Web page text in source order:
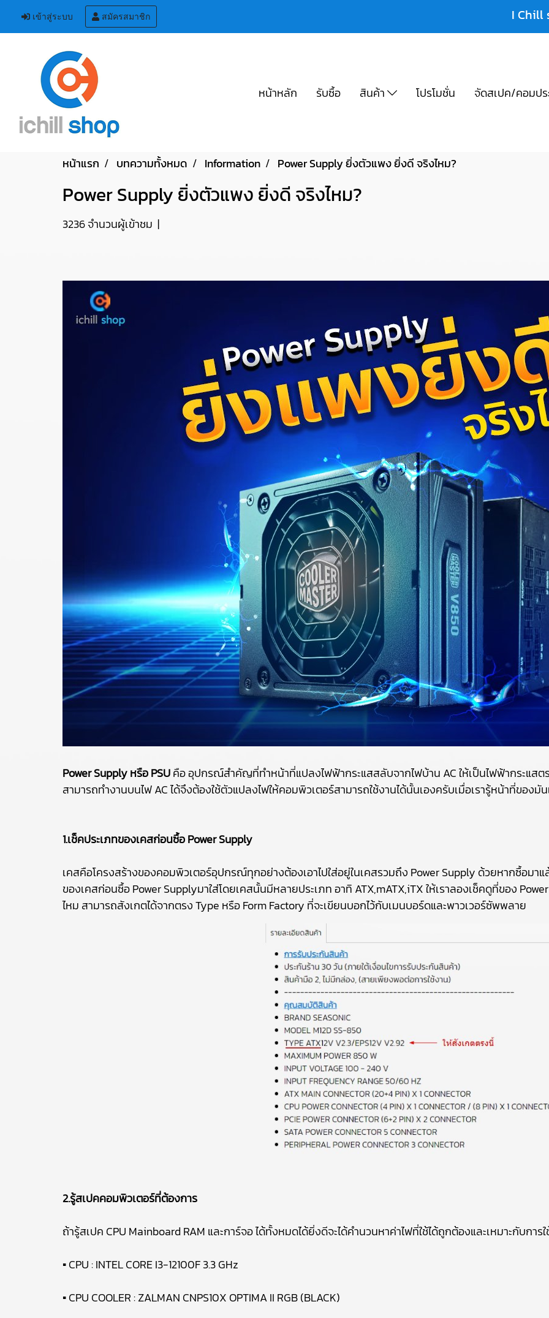
เข้าสู่ระบบ สมัครสมาชิก I Chill
หน้าหลัก รับซื้อ สินค้า โปรโมชั่น จัดสเปค/คอมป
หน้าแรก บทความทั้งหมด Information Power Supply ยิ่งตัวแพง ยิ่งดี จริงไหม?
Power Supply ยิ่งตัวแพง ยิ่งดี จริงไหม?
3236 จำนวนผู้เข้าชม |
Power Supply หรือ PSUคือ อุปกรณ์สำคัญที่ทำหน้าที่แปลงไฟฟ้ากระแสสลับจากไฟบ้าน AC ให้เป็นไฟฟ้ากระแสต
สามารถทำงานบนไฟ AC ได้จึงต้องใช้ตัวแปลงไฟให้คอมพิวเตอร์สามารถใช้งานได้นั้นเองครับเมื่อเรารู้หน้าที่ของ
1.เช็คประเภทของเคสก่อนซื้อ Power Supply
เคสคือโครงสร้างของคอมพิวเตอร์อุปกรณ์ทุกอย่างต้องเอาไปใส่อยู่ในเคสรวมถึง Power Supply ด้วยหากซื้อมาแล้
ของเคสก่อนซื้อ Power Supplyมาใส่โดยเคสนั้นมีหลายประเภท อาทิ ATX,mATX,iTX ให้เราลองเช็คดูที่ของ
ไหม สามารถสังเกตได้จากตรง Type หรือ Form Factory ที่จะเขียนบอกไว้กับเมนบอร์ดและพาวเวอร์ซัพพลาย
2.รู้สเปคคอมพิวเตอร์ที่ต้องการ
ถ้ารู้สเปค CPU Mainboard RAM และการ์จอ ได้ทั้งหมดได้ยิ่งดีจะได้คำนวนหาค่าไฟที่ใช้ได้ถูกต้องและเหมาะกับการ
▪ CPU : INTEL CORE I3-12100F 3.3 GHz
▪ CPU COOLER : ZALMAN CNPS10X OPTIMA II RGB (BLACK)